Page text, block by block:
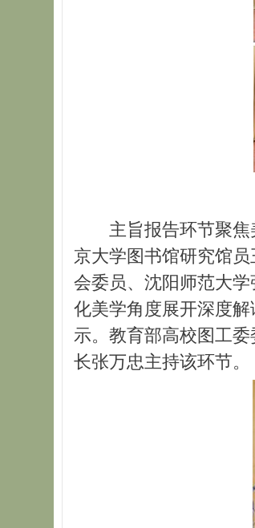
主旨报告环节聚
京大学图书馆研究馆
会委员、沈阳师范大
化美学角度展开深度
示。教育部高校图工
长张万忠主持该环节。